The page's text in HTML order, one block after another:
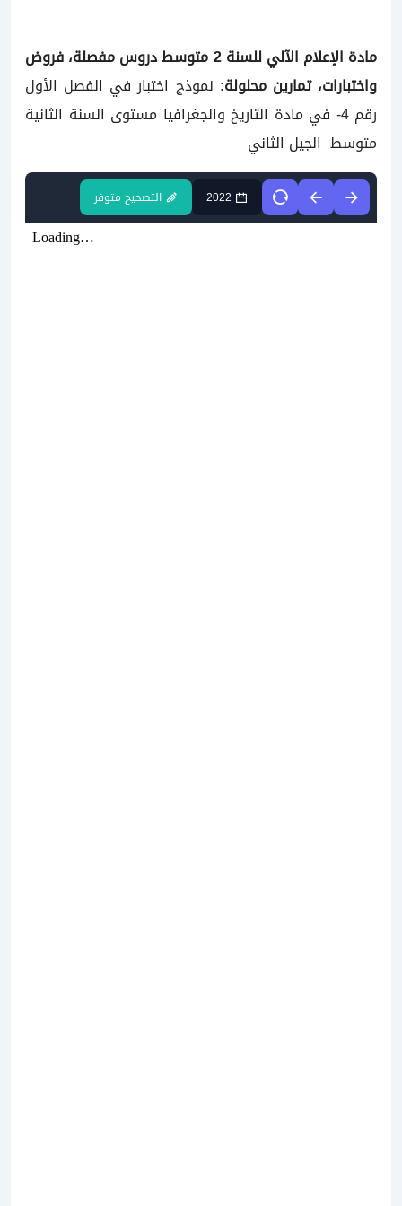
مادة الإعلام الآلي للسنة 2 متوسط دروس مفصلة، فروض
واختبارات، تمارين محلولة: نموذج اختبار في الفصل الأول
رقم 4- في مادة التاريخ والجغرافيا مستوى السنة الثانية
متوسط الجيل الثاني
2022 التصحيح متوفر